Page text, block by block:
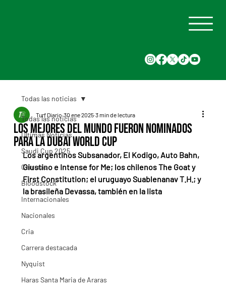
Todas las noticias
Últimas Noticias
Saudi Cup 2025
Carreras
Bloodstock
Internacionales
Nacionales
Cria
Carrera destacada
Nyquist
Haras Santa Maria de Araras
Todas las noticias
Los mejores del mundo fueron nominados
para la Dubai World Cup
Turf Diario 30 ene 2025 3 min de lectura
Los argentinos Subsanador, El Kodigo, Auto Bahn,
Giustino e Intense for Me; los chilenos The Goat y
First Constitution; el uruguayo Suablenanav T.H.; y
la brasileña Devassa, también en la lista